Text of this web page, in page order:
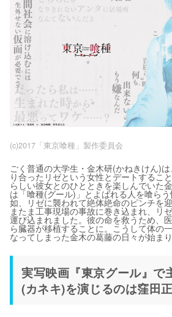
(c)2017「東京喰種」製作委員会
ごく普通の大学生・金木研(かねきけん)
り合ったリゼという女性とデートするこ
らしい彼女とのひとときを楽しんでいた
は「喰種(グール)」とよばれる人を喰ら
如、リゼに襲われて絶体絶命のピンチを
またま工事現場の事故に巻き込まれ、リ
運び込まれました。彼の命を救うため、
ら臓器が移植することに。こうして体の
なってしまった金木の葛藤の日々が始ま
実写映画『東京グール』で
(カネキ)を演じるのは窪田